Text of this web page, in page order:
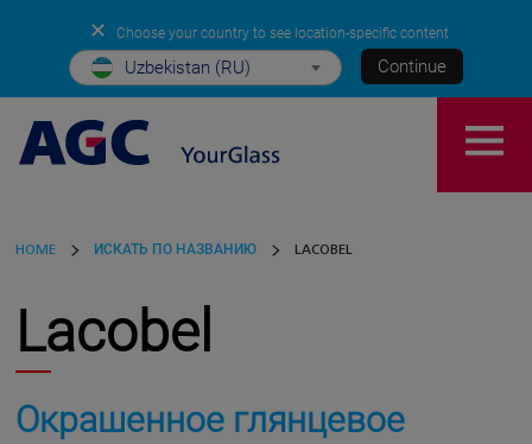
✕ Choose your country to see location-specific content
Uzbekistan (RU) Continue
HOME ИСКАТЬ ПО НАЗВАНИЮ LACOBEL
Lacobel
Окрашенное глянцевое